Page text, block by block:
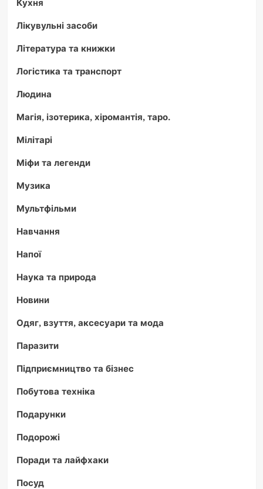
Лікувульні засоби
Література та книжки
Логістика та транспорт
Людина
Магія, ізотерика, хіромантія, таро.
Мілітарі
Міфи та легенди
Музика
Мультфільми
Навчання
Напої
Наука та природа
Новини
Одяг, взуття, аксесуари та мода
Паразити
Підприємництво та бізнес
Побутова техніка
Подарунки
Подорожі
Поради та лайфхаки
Посуд